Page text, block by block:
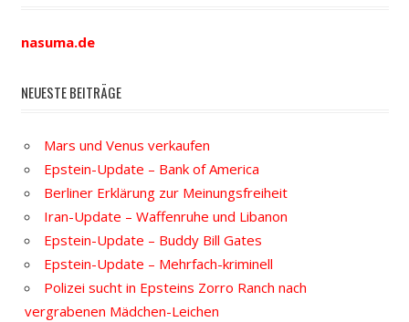
nasuma.de
NEUESTE BEITRÄGE
Mars und Venus verkaufen
Epstein-Update – Bank of America
Berliner Erklärung zur Meinungsfreiheit
Iran-Update – Waffenruhe und Libanon
Epstein-Update – Buddy Bill Gates
Epstein-Update – Mehrfach-kriminell
Polizei sucht in Epsteins Zorro Ranch nach
vergrabenen Mädchen-Leichen